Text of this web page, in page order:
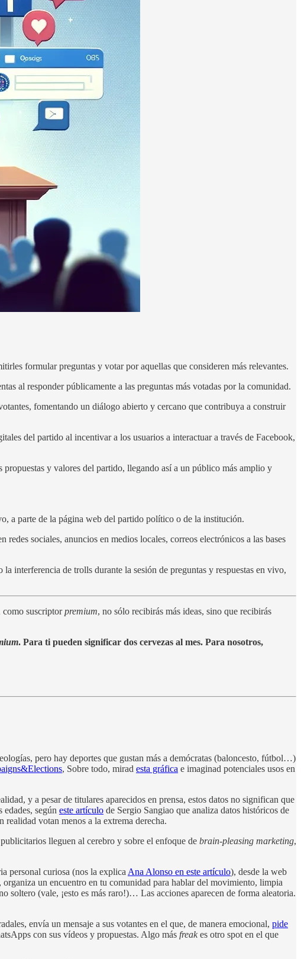
formular preguntas y votar por aquellas que consideren más relevantes.
al responder públicamente a las preguntas más votadas por la comunidad.
fomentando un diálogo abierto y cercano que contribuya a construir
del partido al incentivar a los usuarios a interactuar a través de Facebook,
y valores del partido, llegando así a un público más amplio y
a parte de la página web del partido político o de la institución.
sociales, anuncios en medios locales, correos electrónicos a las bases
interferencia de trolls durante la sesión de preguntas y respuestas en vivo,
como suscriptorpremium, no sólo recibirás más ideas, sino que recibirás
. Para ti pueden significar dos cervezas al mes. Para nosotros,
pero hay deportes que gustan más a demócratas (baloncesto, fútbol…)
, Sobre todo, mirad esta gráfica e imaginad potenciales usos en
y a pesar de titulares aparecidos en prensa, estos datos no significan que
edades, según este artículo de Sergio Sangiao que analiza datos históricos de
realidad votan menos a la extrema derecha.
lleguen al cerebro y sobre el enfoque de brain-pleasing marketing,
personal curiosa (nos la explica Ana Alonso en este artículo), desde la web
un encuentro en tu comunidad para hablar del movimiento, limpia
soltero (vale, ¡esto es más raro!)… Las acciones aparecen de forma aleatoria.
envía un mensaje a sus votantes en el que, de manera emocional, pide
con sus vídeos y propuestas. Algo más freak es otro spot en el que